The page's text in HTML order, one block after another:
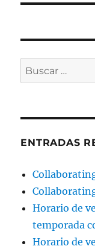
Buscar
por:
ENTRADAS
Horario de
temporada
Horario de